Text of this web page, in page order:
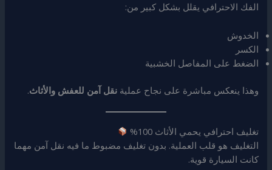
الفك الاحترافي يقلل بشكل كبير من:
الخدوش
الكسر
الضغط على المفاصل الخشبية
وهذا ينعكس مباشرة على نجاح عمليةنقل آمن للعفش والأثاث.
تغليف احترافي يحمي الأثاث 100%
التغليف هو قلب العملية. بدون تغليف مضبوط ما فيه نقل آمن مهما
كانت السيارة قوية.